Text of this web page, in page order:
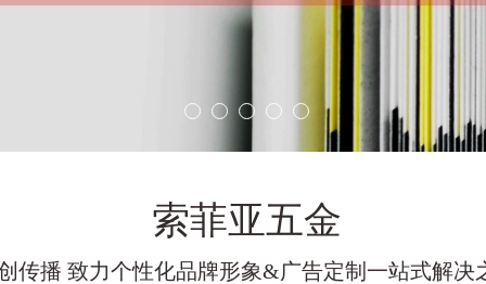
索菲亚五金
传播 致力个性化品牌形象&广告定制一站式解决